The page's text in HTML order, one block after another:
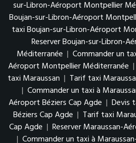
sur-Libron-Aéroport Montpellier
Boujan-sur-Libron-Aéroport
taxi Boujan-sur-Libron-Aéroport
Reserver Boujan-sur-Libron-
Méditerranée | Commander un
Aéroport Montpellier Méditerranée |
taxi Maraussan | Tarif taxi
| Commander un taxi à
Aéroport Béziers Cap Agde | Devis
Béziers Cap Agde | Tarif taxi
Cap Agde | Reserver Maraussan-
| Commander un taxi à